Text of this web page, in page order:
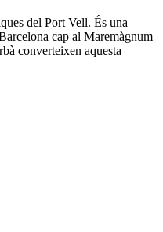
del Port Vell. És una
cap al Maremàgnum
converteixen aquesta